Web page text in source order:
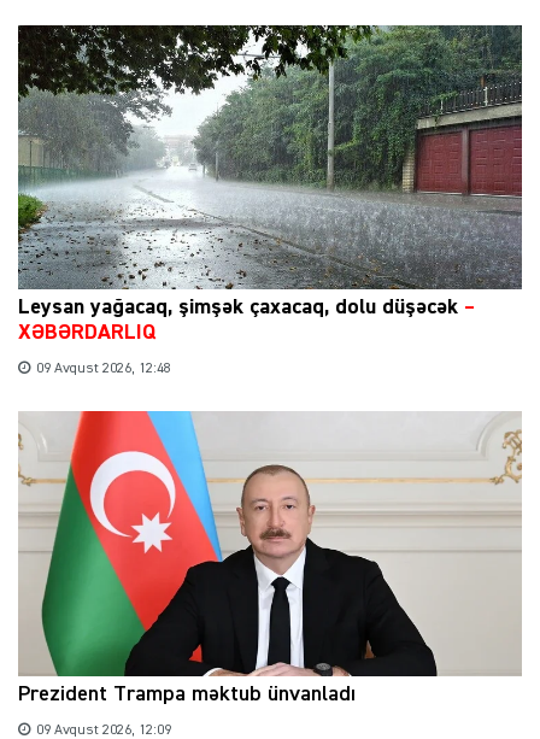
Leysan yağacaq, şimşək çaxacaq, dolu düşəcək –
XƏBƏRDARLIQ
09 Avqust 2026, 12:48
Prezident Trampa məktub ünvanladı
09 Avqust 2026, 12:09